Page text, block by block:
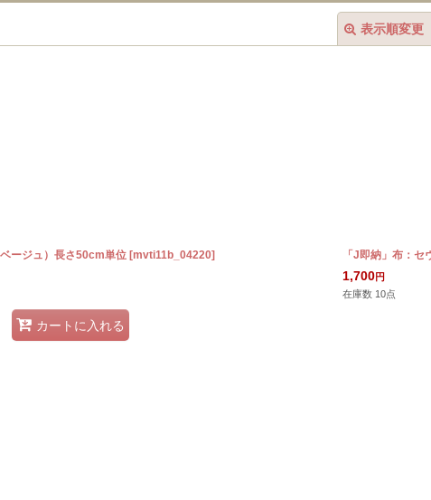
表示順変更
ージュ）長さ50cm単位 [mvti11b_04220]
カートに入れる
「J即納」布：
1,700円
在庫数 10点